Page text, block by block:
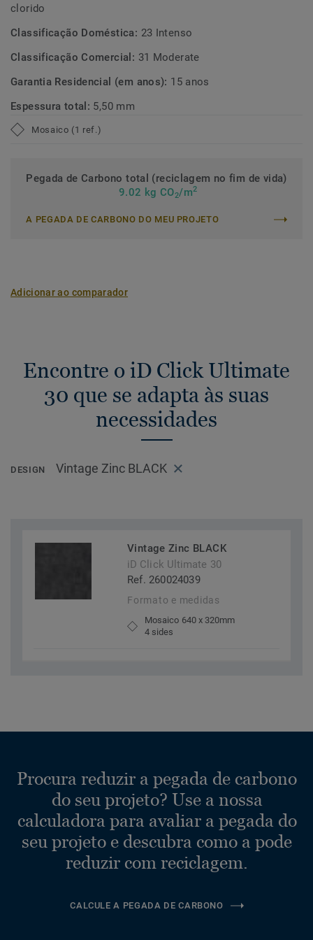
clorido
Classificação Doméstica: 23 Intenso
Classificação Comercial: 31 Moderate
Garantia Residencial (em anos): 15 anos
Espessura total: 5,50 mm
Mosaico (1 ref.)
Pegada de Carbono total (reciclagem no fim de vida)
9.02 kg CO2/m2
A PEGADA DE CARBONO DO MEU PROJETO
Adicionar ao comparador
Encontre o iD Click Ultimate
30 que se adapta às suas
necessidades
DESIGN Vintage Zinc BLACK
Vintage Zinc BLACK
iD Click Ultimate 30
Ref. 260024039
Formato e medidas
Mosaico 640 x 320mm
4 sides
Procura reduzir a pegada de carbono
do seu projeto? Use a nossa
calculadora para avaliar a pegada do
seu projeto e descubra como a pode
reduzir com reciclagem.
CALCULE A PEGADA DE CARBONO